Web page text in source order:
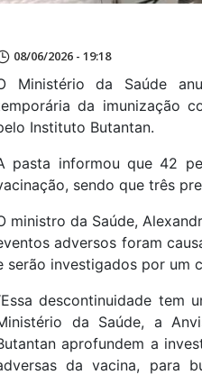
08/06/2026 - 19:18
Ministério da Saúde
da imunização
Instituto Butantan.
pasta informou que 42
sendo que três
ministro da Saúde,
adversos foram
serão investigados por um
descontinuidade tem
da Saúde, a
aprofundem a
da vacina, para